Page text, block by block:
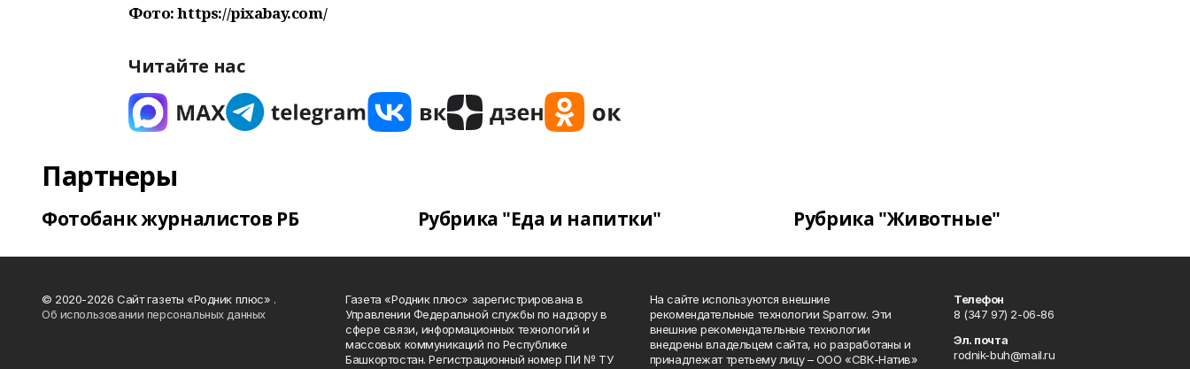
Фото: https://pixabay.com/
Читайте нас
Партнеры
Фотобанк журналистов РБ Рубрика "Еда и напитки" Рубрика "Животные"
© 2020-2026 Сайт газеты «Родник плюс» .
Об использовании персональных данных
Газета «Родник плюс» зарегистрирована в
Управлении Федеральной службы по надзору в
сфере связи, информационных технологий и
массовых коммуникаций по Республике
Башкортостан. Регистрационный номер ПИ № ТУ
На сайте используются внешние
рекомендательные технологии Sparrow. Эти
внешние рекомендательные технологии
внедрены владельцем сайта, но разработаны и
принадлежат третьему лицу – ООО «СВК-Натив»
Телефон
8 (347 97) 2-06-86
Эл. почта
rodnik-buh@mail.ru